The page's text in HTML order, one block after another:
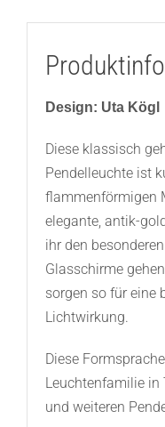
Design: Uta Kögl
Diese klassisch
Pendelleuchte ist
flammenförmigen
elegante, antik-
ihr den
Glasschirme
sorgen so für eine
Lichtwirkung.
Diese
Leuchtenfamilie in
und weiteren